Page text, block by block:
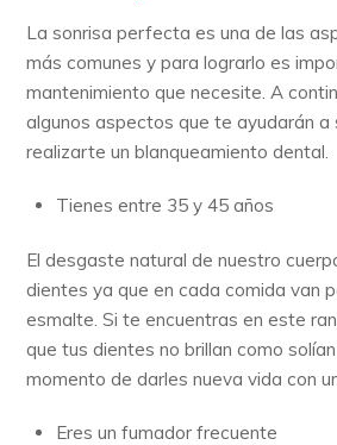
La sonrisa perfecta es una de las
más comunes y para lograrlo es
mantenimiento que necesite. A
algunos aspectos que te ayudarán a
realizarte un blanqueamiento dental.
Tienes entre 35 y 45 años
El desgaste natural de nuestro
dientes ya que en cada comida van
esmalte. Si te encuentras en este
que tus dientes no brillan como
momento de darles nueva vida con
Eres un fumador frecuente